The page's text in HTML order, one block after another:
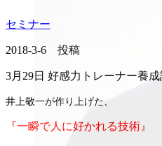
セミナー
2018-3-6 投稿
3月29日 好感力トレーナー養
井上敬一が作り上げた、
『一瞬で人に好かれる技術』